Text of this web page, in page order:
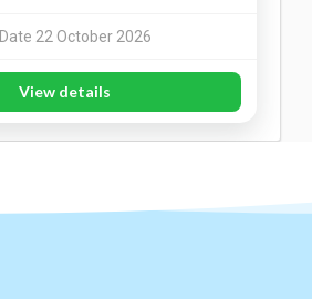
Date 22 October 2026
View details